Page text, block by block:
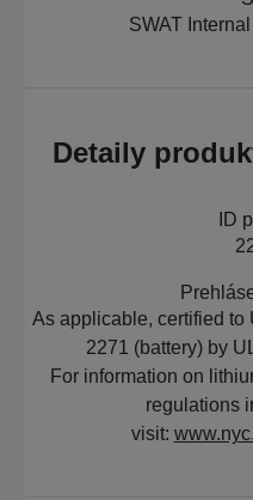
SWAT
Detaily
ID
As applicable, certified to
2271 (battery) by
For information on
regulations
visit: